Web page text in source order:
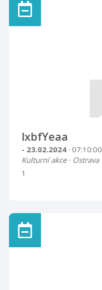
lxbfYeaa
- 23.02.2024 · 07:10:00
Kulturní akce · Ostrava
1